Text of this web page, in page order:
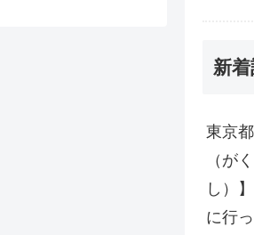
新
東京
（が
し）
に行